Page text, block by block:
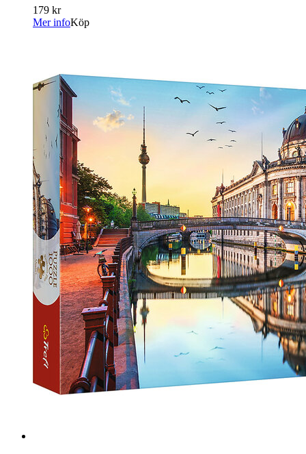
179 kr
Mer infoKöp